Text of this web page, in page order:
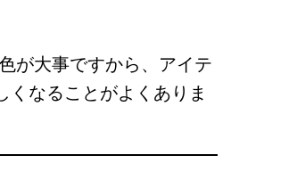
が大事ですから、アイテ
なることがよくありま